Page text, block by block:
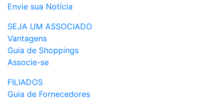
Envie sua Notícia
SEJA UM ASSOCIADO
Vantagens
Guia de Shoppings
Associe-se
FILIADOS
Guia de Fornecedores